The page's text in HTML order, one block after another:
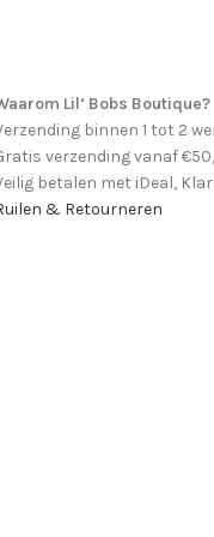
Lil’ Bobs Boutique?
binnen 1 tot 2
verzending vanaf
betalen met iDeal,
& Retourneren